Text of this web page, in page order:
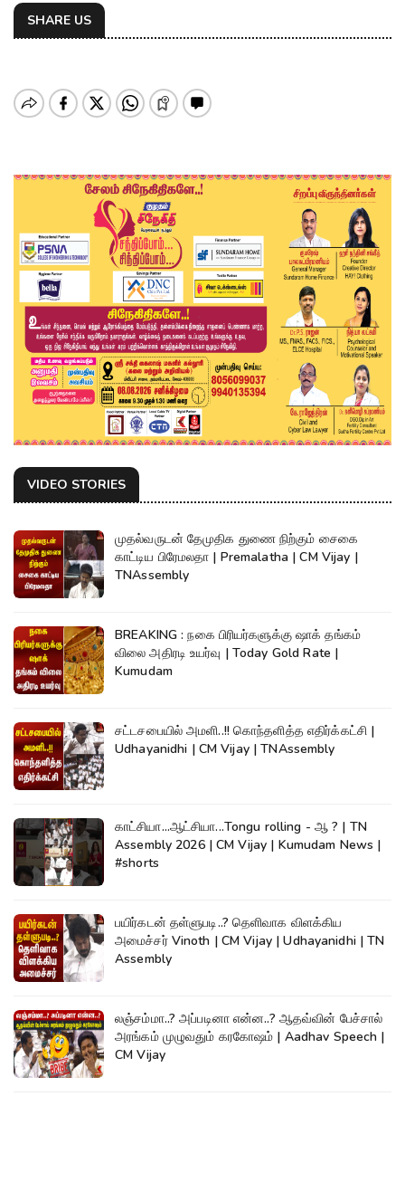
SHARE US
VIDEO STORIES
முதல்வருடன் தேமுதிக துணை நிற்கும் சைகை
காட்டிய பிரேமலதா | Premalatha | CM Vijay |
TNAssembly
BREAKING : நகை பிரியர்களுக்கு ஷாக் தங்கம்
விலை அதிரடி உயர்வு | Today Gold Rate |
Kumudam
சட்டசபையில் அமளி..!! கொந்தளித்த எதிர்க்கட்சி |
Udhayanidhi | CM Vijay | TNAssembly
காட்சியா...ஆட்சியா...Tongu rolling - ஆ ? | TN
Assembly 2026 | CM Vijay | Kumudam News |
#shorts
பயிர்கடன் தள்ளுபடி..? தெளிவாக விளக்கிய
அமைச்சர் Vinoth | CM Vijay | Udhayanidhi | TN
Assembly
லஞ்சம்மா..? அப்படினா என்ன..? ஆதவ்வின் பேச்சால்
அரங்கம் முழுவதும் கரகோஷம் | Aadhav Speech |
CM Vijay